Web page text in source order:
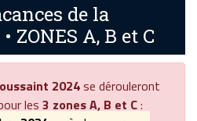
de la
ZONES A, B et C
2024se dérouleront
les 3 zones A, B et C: